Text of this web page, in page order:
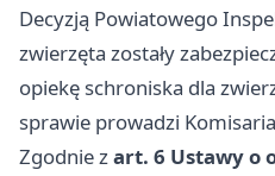
Decyzją Powiatowego
zwierzęta zostały
opiekę schroniska dla
sprawie prowadzi
Zgodnie zart. 6 Ustawy o